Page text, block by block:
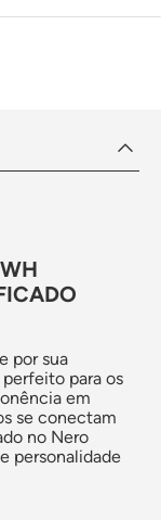
por sua
para os
em
se conectam
no Nero
personalidade